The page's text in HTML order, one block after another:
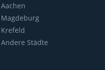
Aachen
Magdeburg
Krefeld
Andere Städte